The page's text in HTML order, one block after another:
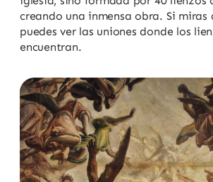
creando una inmensa obra. Si miras
puedes ver las uniones donde los
encuentran.